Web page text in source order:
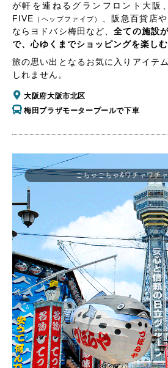
が軒を連ねるグランフロント大阪
FIVE （ヘップファイブ）
、阪急百貨店
ならヨドバシ梅田など、全ての施設
で、心ゆくまでショッピングを楽しむ
旅の思い出となるお気に入りアイテ
しれません。
大阪府大阪市北区
梅田プラザモータープールで下車
ごちゃごちゃ&ワチャワチ